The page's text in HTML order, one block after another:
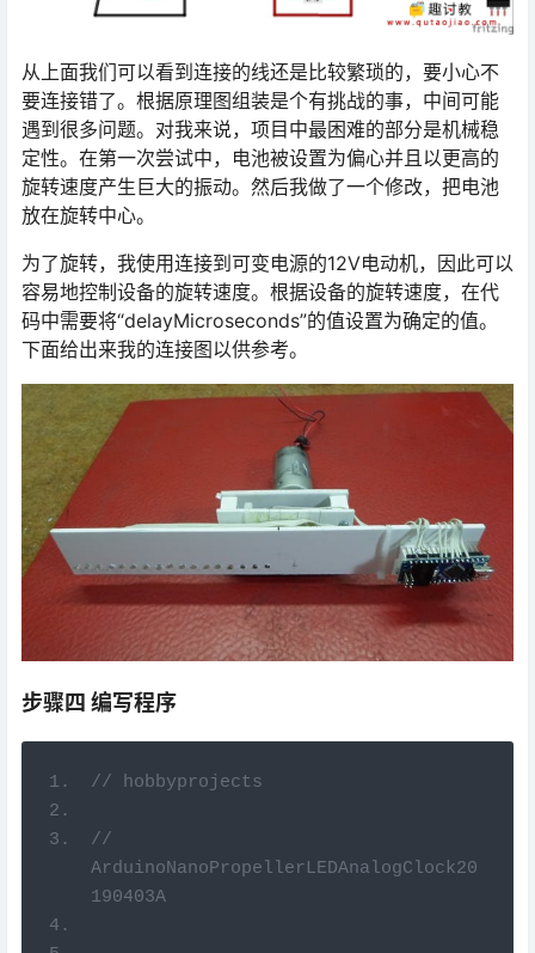
从上面我们可以看到连接的线还是比较繁琐的，要小心不
要连接错了。根据原理图组装是个有挑战的事，中间可能
遇到很多问题。对我来说，项目中最困难的部分是机械稳
定性。在第一次尝试中，电池被设置为偏心并且以更高的
旋转速度产生巨大的振动。然后我做了一个修改，把电池
放在旋转中心。
为了旋转，我使用连接到可变电源的12V电动机，因此可以
容易地控制设备的旋转速度。根据设备的旋转速度，在代
码中需要将“delayMicroseconds”的值设置为确定的值。
下面给出来我的连接图以供参考。
步骤四 编写程序
// hobbyprojects
//
ArduinoNanoPropellerLEDAnalogClock20
190403A